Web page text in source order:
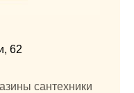
62
сантехники